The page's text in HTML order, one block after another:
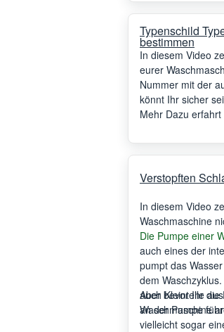
Typenschild
bestimmen
In diesem Video
eurer
Nummer mit der
könnt Ihr sicher
Mehr Dazu
Verstopften
In diesem Video zeigen wir euch den ersten Schritt zur Fehleranalyse wenn eure
Waschmaschine
Die Pumpe einer
auch eines der
pumpt das
dem
auch Kleinteile
an der Pumpe
Aber bevor Ihr die
Waschmaschine
vielleicht sogar